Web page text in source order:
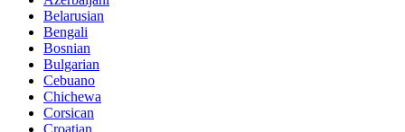
Belarusian
Bengali
Bosnian
Bulgarian
Cebuano
Chichewa
Corsican
Croatian